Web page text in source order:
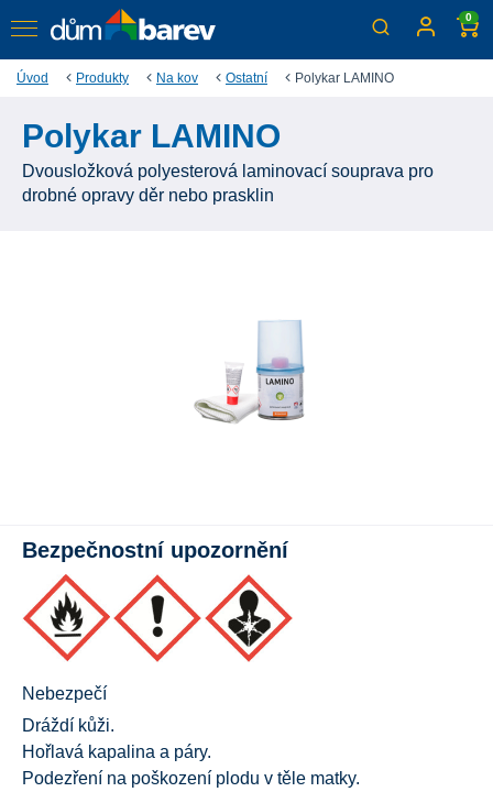
0
Úvod Produkty Na kov Ostatní Polykar LAMINO
Polykar LAMINO
Dvousložková polyesterová laminovací souprava pro
drobné opravy děr nebo prasklin
Bezpečnostní upozornění
Nebezpečí
Dráždí kůži.
Hořlavá kapalina a páry.
Podezření na poškození plodu v těle matky.